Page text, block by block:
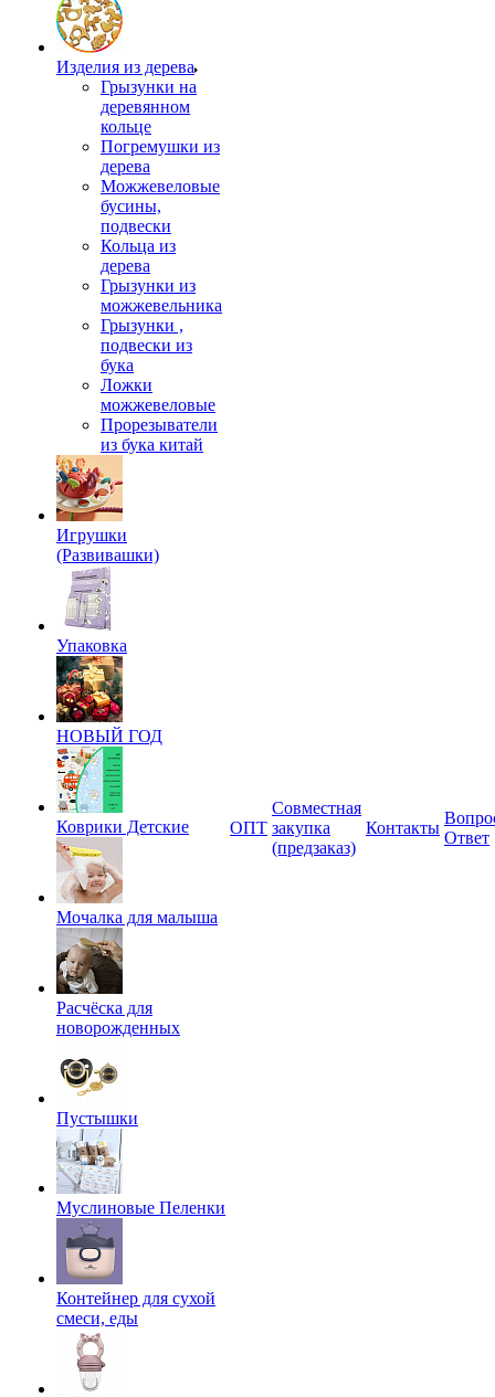
Изделия из дерева
Грызунки на
деревянном
кольце
Погремушки из
дерева
Можжевеловые
бусины,
подвески
Кольца из
дерева
Грызунки из
можжевельника
Грызунки ,
подвески из
бука
Ложки
можжевеловые
Прорезыватели
из бука китай
Игрушки
(Развивашки)
Упаковка
НОВЫЙ ГОД
Коврики Детские
Мочалка для малыша
Расчёска для
новорожденных
Пустышки
Муслиновые Пеленки
Контейнер для сухой
смеси, еды
ОПТ
Совместная
закупка
(предзаказ)
Контакты
Ответ